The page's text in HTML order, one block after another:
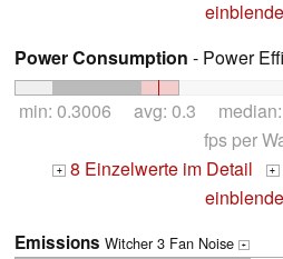
Power Consumption - Power
min: 0.3006 avg: 0.3 median:
fps per
+ 8 Einzelwerte im Detail +
Emissions Witcher 3 Fan Noise +